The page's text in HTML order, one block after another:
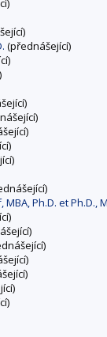
(přednášející)
Ph.D. et Ph.D.,